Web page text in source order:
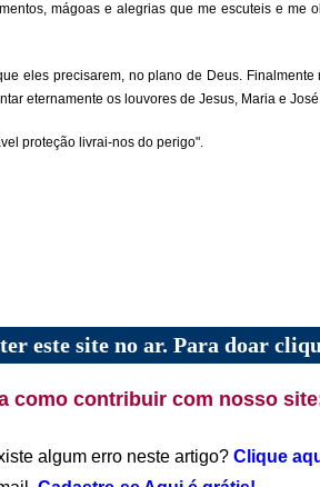
mágoas e alegrias que me escuteis e me
eles precisarem, no plano de Deus.
eternamente os louvores de Jesus, Maria e
proteção livrai-nos do perigo".
este site no ar. Para doar
como contribuir com nosso
algum erro neste artigo? Clique